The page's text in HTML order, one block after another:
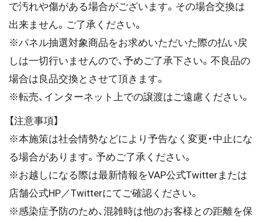
で汚れや傷がある場合がございます。その場合交換は
出来ません。ご了承ください。
※パネル抽選対象商品をお求めいただいた際の払い戻
しは一切行いませんので、予めご了承下さい。不良品の
場合は良品交換とさせて頂きます。
※転売、インターネット上での譲渡はご遠慮ください。
【注意事項】
※本施策は社会情勢などにより予告なく変更・中止にな
る場合があります。予めご了承ください。
※お越しになる際は最新情報をVAP公式Twitterまたは
店舗公式HP／Twitterにてご確認ください。
※感染症予防のため、混雑時は他のお客様との距離を保